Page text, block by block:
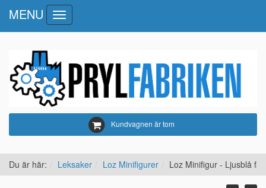
Kundvagnen är tom
MENU
Toggle
navigation
Du är här: Leksaker Loz Minifigurer Loz Minifigur - Ljusblå